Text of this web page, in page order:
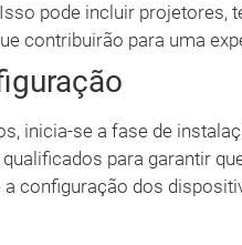
pode incluir projetores,
contribuirão para uma
inicia-se a fase de
para garantir
configuração dos